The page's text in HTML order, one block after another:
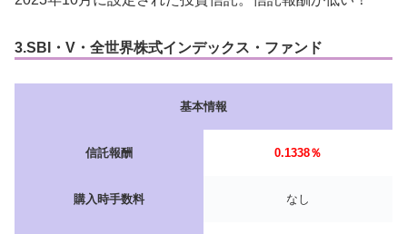
3.SBI・V・全世界株式インデックス・ファンド
基本情報
信託報酬 0.1338％
購入時手数料 なし